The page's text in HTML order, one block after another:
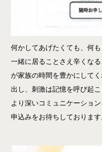
何かしてあげたくても、何
一緒に居ることさえ辛くな
が家族の時間を豊かにして
出し、刺激は記憶を呼び起
より深いコミュニケーショ
申込みをお待ちしております